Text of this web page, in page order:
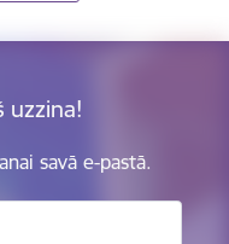
uzzina!
savā e-pastā.